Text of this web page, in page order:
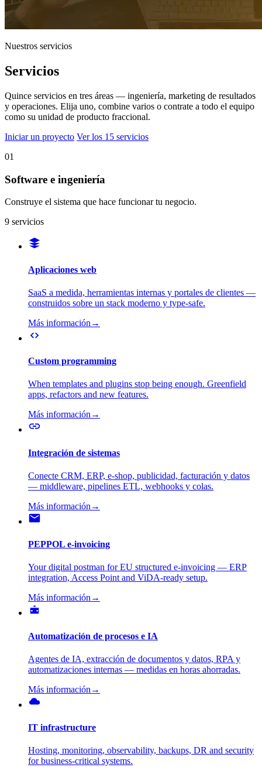
Nuestros servicios
Servicios
Quince servicios en tres áreas — ingeniería, marketing de resultados
y operaciones. Elija uno, combine varios o contrate a todo el equipo
como su unidad de producto fraccional.
Iniciar un proyecto Ver los 15 servicios
01
Software e ingeniería
Construye el sistema que hace funcionar tu negocio.
9 servicios
Aplicaciones web
SaaS a medida, herramientas internas y portales de clientes —
construidos sobre un stack moderno y type-safe.
Más información →
Custom programming
When templates and plugins stop being enough. Greenfield
apps, refactors and new features.
Más información →
Integración de sistemas
Conecte CRM, ERP, e-shop, publicidad, facturación y datos
— middleware, pipelines ETL, webhooks y colas.
Más información →
PEPPOL e-invoicing
Your digital postman for EU structured e-invoicing — ERP
integration, Access Point and ViDA-ready setup.
Más información →
Automatización de procesos e IA
Agentes de IA, extracción de documentos y datos, RPA y
automatizaciones internas — medidas en horas ahorradas.
Más información →
IT infrastructure
Hosting, monitoring, observability, backups, DR and security
for business-critical systems.